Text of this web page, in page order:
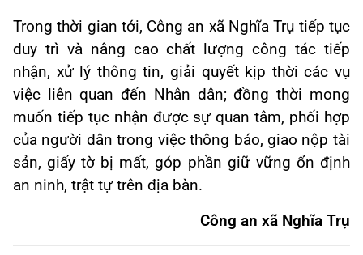
Trong thời gian tới, Công an xã Nghĩa Trụ tiếp tục
duy trì và nâng cao chất lượng công tác tiếp
nhận, xử lý thông tin, giải quyết kịp thời các vụ
việc liên quan đến Nhân dân; đồng thời mong
muốn tiếp tục nhận được sự quan tâm, phối hợp
của người dân trong việc thông báo, giao nộp tài
sản, giấy tờ bị mất, góp phần giữ vững ổn định
an ninh, trật tự trên địa bàn.
Công an xã Nghĩa Trụ